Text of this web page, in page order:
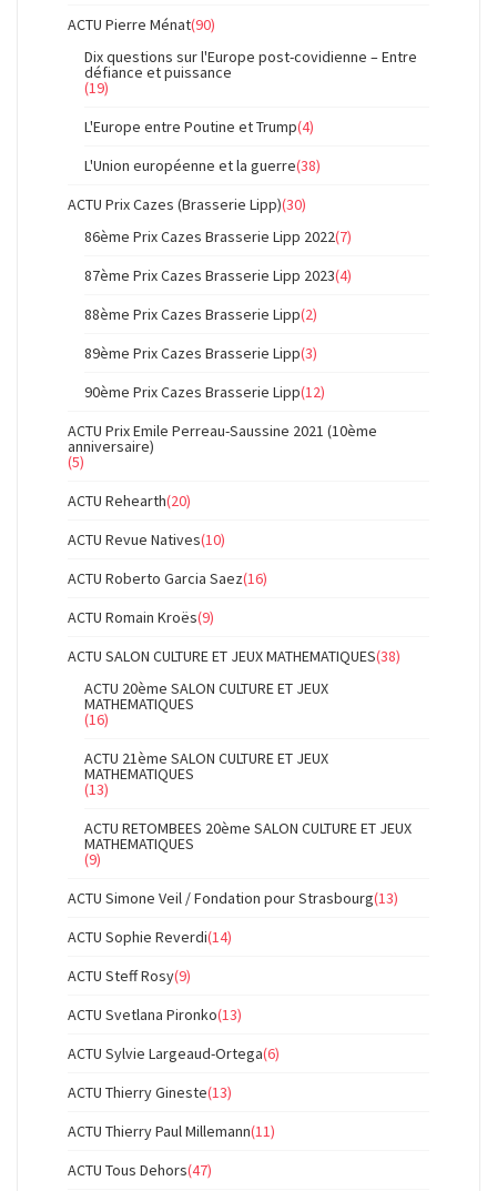
ACTU Pierre Ménat(90)
Dix questions sur l'Europe post-covidienne – Entre
défiance et puissance
(19)
L'Europe entre Poutine et Trump(4)
L'Union européenne et la guerre(38)
ACTU Prix Cazes (Brasserie Lipp)(30)
86ème Prix Cazes Brasserie Lipp 2022(7)
87ème Prix Cazes Brasserie Lipp 2023(4)
88ème Prix Cazes Brasserie Lipp(2)
89ème Prix Cazes Brasserie Lipp(3)
90ème Prix Cazes Brasserie Lipp(12)
ACTU Prix Emile Perreau-Saussine 2021 (10ème
anniversaire)
(5)
ACTU Rehearth(20)
ACTU Revue Natives(10)
ACTU Roberto Garcia Saez(16)
ACTU Romain Kroës(9)
ACTU SALON CULTURE ET JEUX MATHEMATIQUES(38)
ACTU 20ème SALON CULTURE ET JEUX
MATHEMATIQUES
(16)
ACTU 21ème SALON CULTURE ET JEUX
MATHEMATIQUES
(13)
ACTU RETOMBEES 20ème SALON CULTURE ET JEUX
MATHEMATIQUES
(9)
ACTU Simone Veil / Fondation pour Strasbourg(13)
ACTU Sophie Reverdi(14)
ACTU Steff Rosy(9)
ACTU Svetlana Pironko(13)
ACTU Sylvie Largeaud-Ortega(6)
ACTU Thierry Gineste(13)
ACTU Thierry Paul Millemann(11)
ACTU Tous Dehors(47)